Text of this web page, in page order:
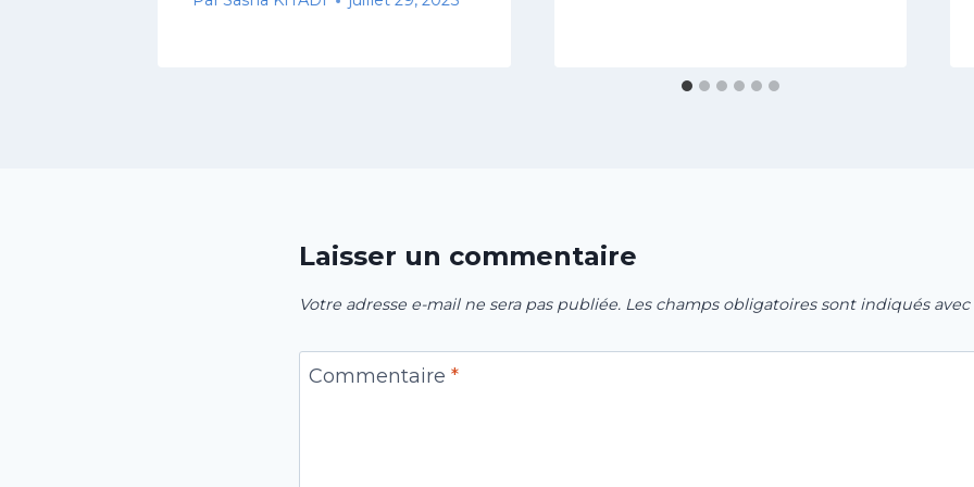
Laisser un commentaire
Votre adresse e-mail ne sera pas publiée. Les champs obligatoires sont indiqués avec
Commentaire *